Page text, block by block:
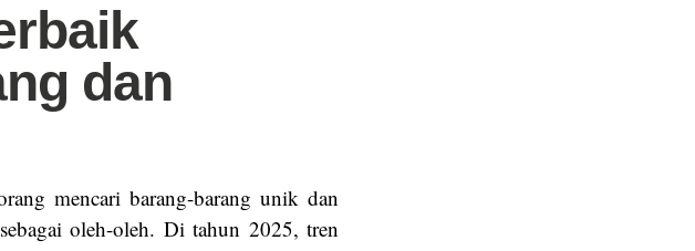
dan
mencari barang-barang unik dan
oleh-oleh. Di tahun 2025, tren